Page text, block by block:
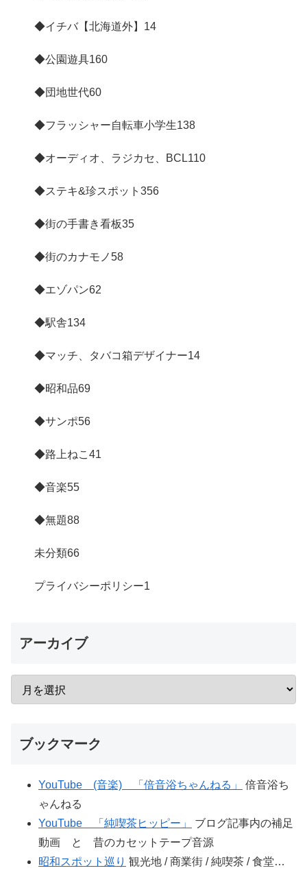
◆イチバ【北海道外】 14
◆公園遊具160
◆団地世代60
◆フラッシャー自転車小学生138
◆オーディオ、ラジカセ、BCL110
◆ステキ&珍スポット 356
◆街の手書き看板35
◆街のカナモノ58
◆エゾパン62
◆駅舎134
◆マッチ、タバコ箱デザイナー14
◆昭和品69
◆サンポ56
◆路上ねこ 41
◆音楽55
◆無題88
未分類66
プライバシーポリシー1
アーカイブ
ブックマーク
YouTube (音楽) 「倍音浴ちゃんねる」
倍音浴ち
ゃんねる
YouTube 「純喫茶ヒッピー」
ブログ記事内の補足
動画 と 昔のカセットテープ音源
昭和スポット巡り 観光地 / 商業街 / 純喫茶 / 食堂…